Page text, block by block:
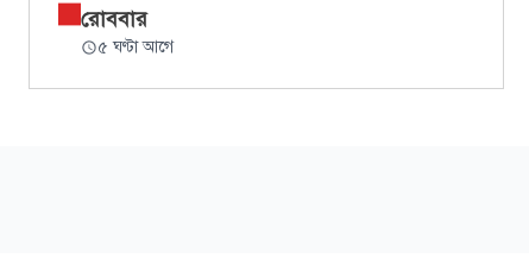
রোববার
৫ ঘণ্টা আগে